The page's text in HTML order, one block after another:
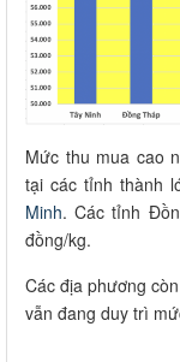
Mức thu mua cao
tại các tỉnh thành
Minh. Các tỉnh
đồng/kg.
Các địa phương
vẫn đang duy trì